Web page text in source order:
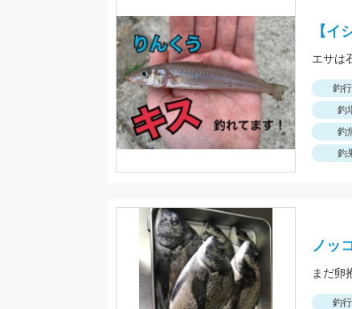
【イ
エサは
釣
釣
釣
釣
ノッ
まだ卵
釣